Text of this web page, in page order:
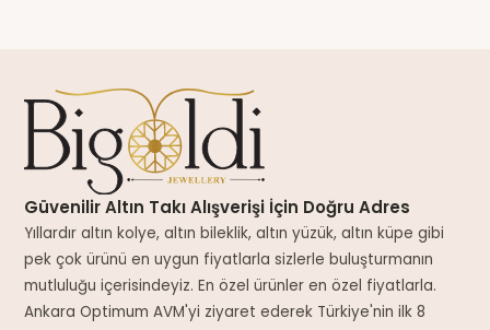
Güvenilir Altın Takı Alışverişi İçin Doğru Adres
Yıllardır altın kolye, altın bileklik, altın yüzük, altın küpe gibi
pek çok ürünü en uygun fiyatlarla sizlerle buluşturmanın
mutluluğu içerisindeyiz. En özel ürünler en özel fiyatlarla.
Ankara Optimum AVM'yi ziyaret ederek Türkiye'nin ilk 8